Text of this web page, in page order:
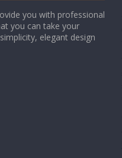
you with professional
you can take your
elegant design